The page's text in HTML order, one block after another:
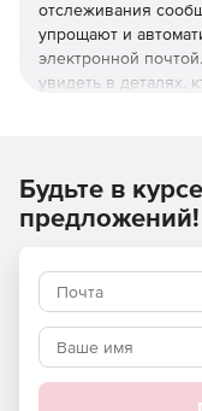
отслеживания
упрощают и
электронной
увидеть в деталях,
средах.
Информация о
Легкая
Будьте в
предложений!